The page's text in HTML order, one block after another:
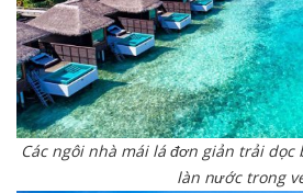
Các ngôi nhà mái lá đơn giản trải
làn nước trong